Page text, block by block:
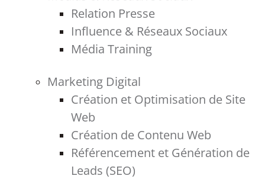
Relation Presse
Influence & Réseaux Sociaux
Média Training
Marketing Digital
Création et Optimisation de Site
Web
Création de Contenu Web
Référencement et Génération de
Leads (SEO)